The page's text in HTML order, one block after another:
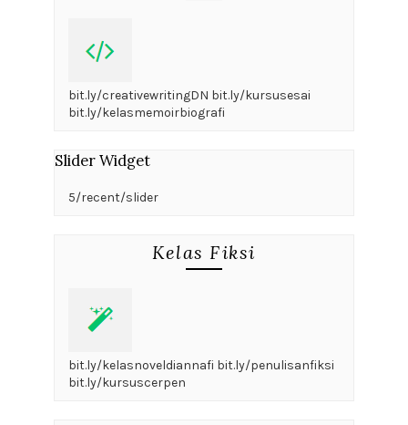
bit.ly/creativewritingDN bit.ly/kursusesai
bit.ly/kelasmemoirbiografi
Slider Widget
5/recent/slider
Kelas Fiksi
bit.ly/kelasnoveldiannafi bit.ly/penulisanfiksi
bit.ly/kursuscerpen